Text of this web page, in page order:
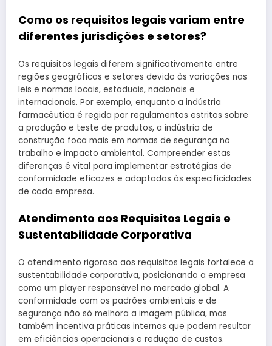
Como os requisitos legais variam entre
diferentes jurisdições e setores?
Os requisitos legais diferem significativamente entre
regiões geográficas e setores devido às variações nas
leis e normas locais, estaduais, nacionais e
internacionais. Por exemplo, enquanto a indústria
farmacêutica é regida por regulamentos estritos sobre
a produção e teste de produtos, a indústria de
construção foca mais em normas de segurança no
trabalho e impacto ambiental. Compreender estas
diferenças é vital para implementar estratégias de
conformidade eficazes e adaptadas às especificidades
de cada empresa.
Atendimento aos Requisitos Legais e
Sustentabilidade Corporativa
O atendimento rigoroso aos requisitos legais fortalece a
sustentabilidade corporativa, posicionando a empresa
como um player responsável no mercado global. A
conformidade com os padrões ambientais e de
segurança não só melhora a imagem pública, mas
também incentiva práticas internas que podem resultar
em eficiências operacionais e redução de custos.